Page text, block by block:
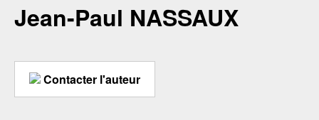
Jean-Paul NASSAUX
Contacter l'auteur